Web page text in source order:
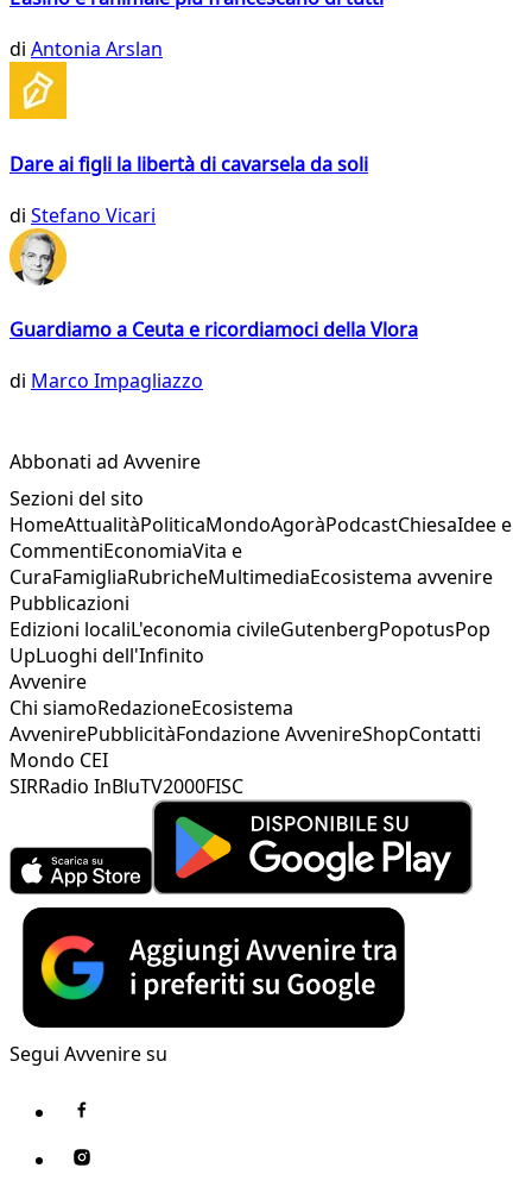
di Antonia Arslan
Dare ai figli la libertà di cavarsela da soli
di Stefano Vicari
Guardiamo a Ceuta e ricordiamoci della Vlora
di Marco Impagliazzo
Abbonati ad Avvenire
Sezioni del sito
HomeAttualitàPoliticaMondoAgoràPodcastChiesaIdee e
CommentiEconomiaVita e
CuraFamigliaRubricheMultimediaEcosistema avvenire
Pubblicazioni
Edizioni localiL'economia civileGutenbergPopotusPop
UpLuoghi dell'Infinito
Avvenire
Chi siamoRedazioneEcosistema
AvvenirePubblicitàFondazione AvvenireShopContatti
Mondo CEI
SIRRadio InBluTV2000FISC
Segui Avvenire su